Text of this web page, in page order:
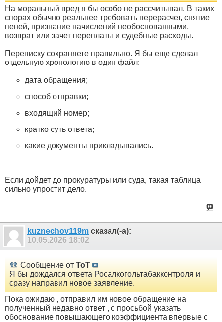
На моральный вред я бы особо не рассчитывал. В таких
спорах обычно реальнее требовать перерасчет, снятие
пеней, признание начислений необоснованными,
возврат или зачет переплаты и судебные расходы.
Переписку сохраняете правильно. Я бы еще сделал
отдельную хронологию в один файл:
дата обращения;
способ отправки;
входящий номер;
кратко суть ответа;
какие документы прикладывались.
Если дойдет до прокуратуры или суда, такая таблица
сильно упростит дело.
kuznechov119m сказал(-а):
10.05.2026 18:02
Сообщение от ToT
Я бы дождался ответа Росалкогольтабакконтроля и
сразу направил новое заявление.
Пока ожидаю , отправил им новое обращение на
полученный недавно ответ , с просьбой указать
обоснование повышающего коэффициента впервые с